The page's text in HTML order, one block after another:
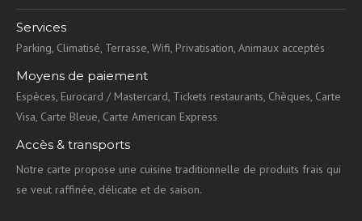
Services
Parking, Climatisé, Terrasse, Wifi, Privatisation, Animaux acceptés
Moyens de paiement
Espèces, Eurocard / Mastercard, Tickets restaurants, Chèques, Carte
Visa, Carte Bleue, Carte American Express
Accès & transports
Notre carte propose une cuisine traditionnelle de produits frais qui
se veut raffinée, délicate et de saison.